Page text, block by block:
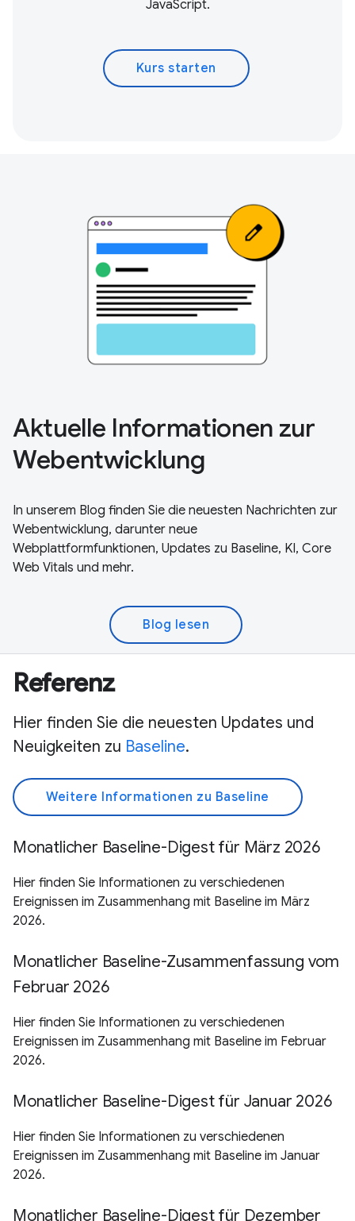
JavaScript.
Kurs starten
Aktuelle Informationen zur
Webentwicklung
In unserem Blog finden Sie die neuesten Nachrichten zur
Webentwicklung, darunter neue
Webplattformfunktionen, Updates zu Baseline, KI, Core
Web Vitals und mehr.
Blog lesen
Referenz
Hier finden Sie die neuesten Updates und
Neuigkeiten zu Baseline.
Weitere Informationen zu Baseline
Monatlicher Baseline-Digest für März 2026
Hier finden Sie Informationen zu verschiedenen
Ereignissen im Zusammenhang mit Baseline im März
2026.
Monatlicher Baseline-Zusammenfassung vom
Februar 2026
Hier finden Sie Informationen zu verschiedenen
Ereignissen im Zusammenhang mit Baseline im Februar
2026.
Monatlicher Baseline-Digest für Januar 2026
Hier finden Sie Informationen zu verschiedenen
Ereignissen im Zusammenhang mit Baseline im Januar
2026.
Monatlicher Baseline-Digest für Dezember